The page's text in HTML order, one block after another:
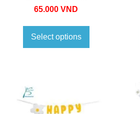
65.000 VND
Select options